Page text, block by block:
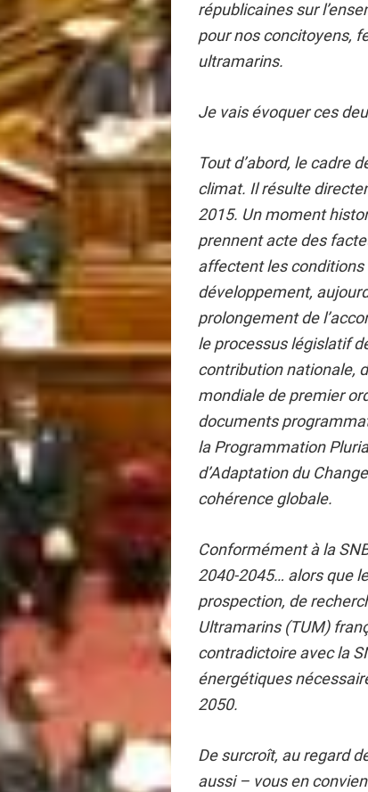
républicaines sur
pour nos concitoyens,
ultramarins.
Je vais évoquer ces
Tout d’abord, le cadre
climat. Il résulte
2015. Un moment
prennent acte des
affectent les conditions
développement,
prolongement de
le processus législatif
contribution nationale,
mondiale de premier
documents
la Programmation
d’Adaptation du
cohérence globale.
Conformément à la
2040-2045… alors que
prospection, de
Ultramarins (TUM)
contradictoire avec la
énergétiques
2050.
De surcroît, au regard
aussi – vous en